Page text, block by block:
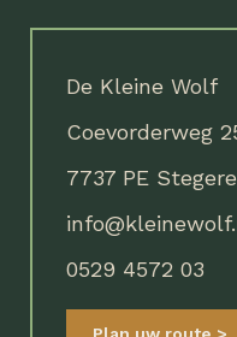
De Kleine Wolf
Coevorderweg
7737 PE
0529 4572 03